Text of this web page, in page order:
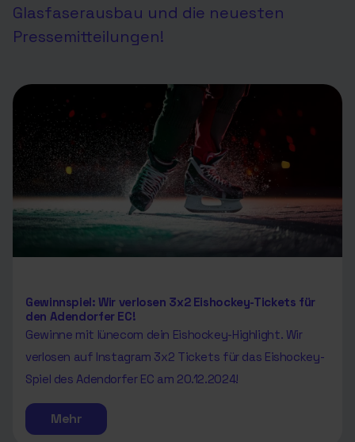
Glasfaserausbau und die neuesten
Pressemitteilungen!
Gewinnspiel: Wir verlosen 3x2 Eishockey-Tickets für
den Adendorfer EC!
Gewinne mit lünecom dein Eishockey-Highlight. Wir
verlosen auf Instagram 3x2 Tickets für das Eishockey-
Spiel des Adendorfer EC am 20.12.2024!
Mehr